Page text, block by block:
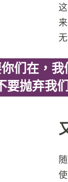
们在，我
要抛弃我